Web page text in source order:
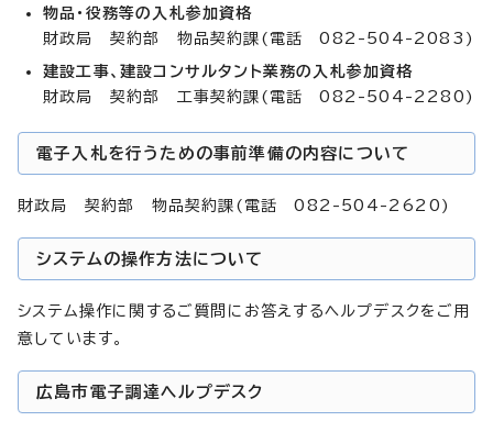
物品・役務等の入札参加資格
財政局 契約部 物品契約課(電話 082-504-2083)
建設工事、建設コンサルタント業務の入札参加資格
財政局 契約部 工事契約課(電話 082-504-2280)
電子入札を行うための事前準備の内容について
財政局 契約部 物品契約課(電話 082-504-2620)
システムの操作方法について
システム操作に関するご質問にお答えするヘルプデスクをご用
意しています。
広島市電子調達ヘルプデスク